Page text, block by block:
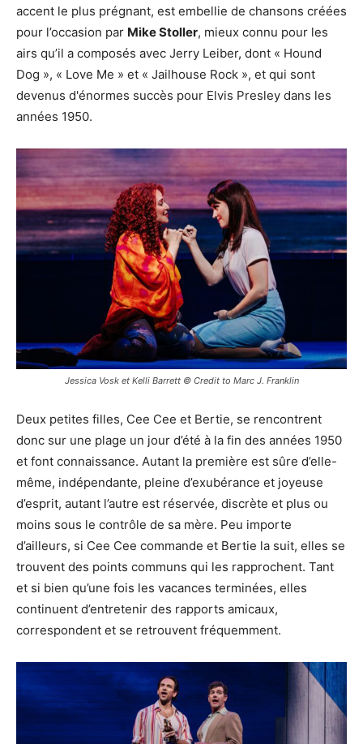
accent le plus prégnant, est embellie de chansons créées
pour l’occasion par Mike Stoller, mieux connu pour les
airs qu’il a composés avec Jerry Leiber, dont « Hound
Dog », « Love Me » et « Jailhouse Rock », et qui sont
devenus d'énormes succès pour Elvis Presley dans les
années 1950.
Jessica Vosk et Kelli Barrett © Credit to Marc J. Franklin
Deux petites filles, Cee Cee et Bertie, se rencontrent
donc sur une plage un jour d’été à la fin des années 1950
et font connaissance. Autant la première est sûre d’elle-
même, indépendante, pleine d’exubérance et joyeuse
d’esprit, autant l’autre est réservée, discrète et plus ou
moins sous le contrôle de sa mère. Peu importe
d’ailleurs, si Cee Cee commande et Bertie la suit, elles se
trouvent des points communs qui les rapprochent. Tant
et si bien qu’une fois les vacances terminées, elles
continuent d’entretenir des rapports amicaux,
correspondent et se retrouvent fréquemment.